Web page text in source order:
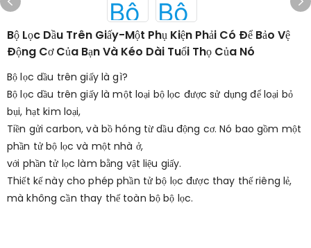
Bộ Lọc Dầu Trên Giấy-Một Phụ Kiện Phải Có Để Bảo Vệ
Động Cơ Của Bạn Và Kéo Dài Tuổi Thọ Của Nó
Bộ lọc dầu trên giấy là gì?
Bộ lọc dầu trên giấy là một loại bộ lọc được sử dụng để loại bỏ
bụi, hạt kim loại,
Tiền gửi carbon, và bồ hóng từ dầu động cơ. Nó bao gồm một
phần tử bộ lọc và một nhà ở,
với phần tử lọc làm bằng vật liệu giấy.
Thiết kế này cho phép phần tử bộ lọc được thay thế riêng lẻ,
mà không cần thay thế toàn bộ bộ lọc.